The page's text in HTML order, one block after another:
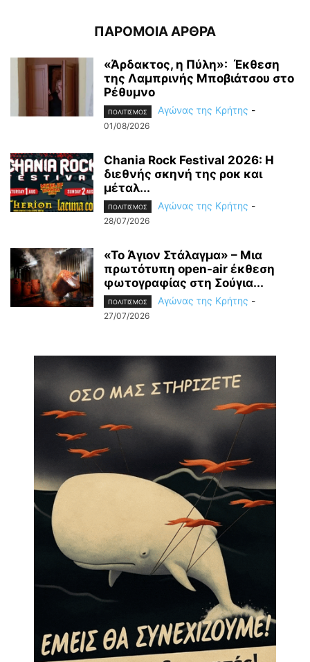
ΠΑΡΟΜΟΙΑ ΑΡΘΡΑ
«Άρδακτος, η Πύλη»: Έκθεση
της Λαμπρινής Μποβιάτσου στο
Ρέθυμνο
ΠΟΛΙΤΙΣΜΟΣ Αγώνας της Κρήτης -
01/08/2026
Chania Rock Festival 2026: Η
διεθνής σκηνή της ροκ και
μέταλ...
ΠΟΛΙΤΙΣΜΟΣ Αγώνας της Κρήτης -
28/07/2026
«Το Άγιον Στάλαγμα» – Μια
πρωτότυπη open-air έκθεση
φωτογραφίας στη Σούγια...
ΠΟΛΙΤΙΣΜΟΣ Αγώνας της Κρήτης -
27/07/2026